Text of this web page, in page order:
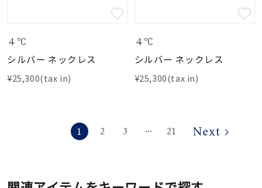
４℃
シルバー ネックレス
¥25,300(tax in)
４℃
シルバー ネックレス
¥25,300(tax in)
1 2 3 ⋯ 21